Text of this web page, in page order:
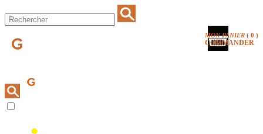
MON PANIER ( 0 )
COMMANDER